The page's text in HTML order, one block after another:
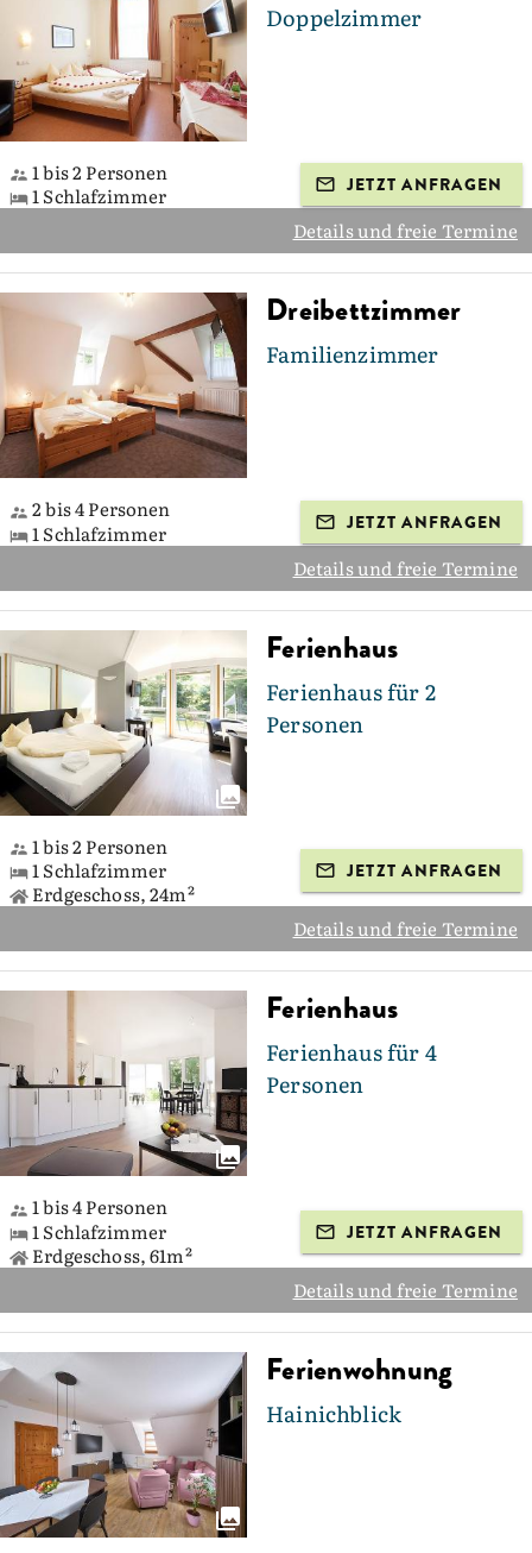
Doppelzimmer
1 bis 2 Personen
1 Schlafzimmer
JETZT ANFRAGEN
Details und freie Termine
Dreibettzimmer
Familienzimmer
2 bis 4 Personen
1 Schlafzimmer
JETZT ANFRAGEN
Details und freie Termine
Ferienhaus
Ferienhaus für 2
Personen
1 bis 2 Personen
1 Schlafzimmer
Erdgeschoss, 24m²
JETZT ANFRAGEN
Details und freie Termine
Ferienhaus
Ferienhaus für 4
Personen
1 bis 4 Personen
1 Schlafzimmer
Erdgeschoss, 61m²
JETZT ANFRAGEN
Details und freie Termine
Ferienwohnung
Hainichblick